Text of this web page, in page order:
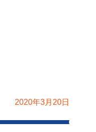
2020年3月20日